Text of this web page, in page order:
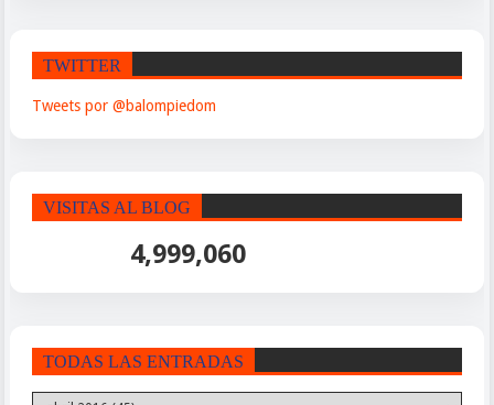
TWITTER
Tweets por @balompiedom
VISITAS AL BLOG
4,999,060
TODAS LAS ENTRADAS